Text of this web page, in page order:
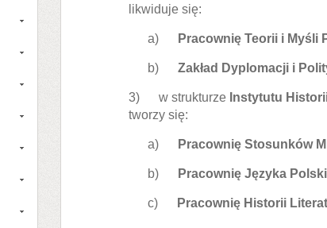
likwiduje się:
a) Pracownię Teorii i Myśli
b) Zakład Dyplomacji i
3) w strukturze Instytutu
tworzy się:
a) Pracownię Stosunków
b) Pracownię Języka
c) Pracownię Historii